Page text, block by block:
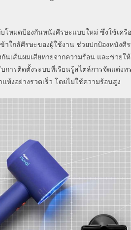
โหมดป้องกันหนังศีรษะแบบใหม่ ซึ่งใช้เครื
ใกล้ศีรษะของผู้ใช้งาน ช่วยปกป้องหนังศี
กันเส้นผมเสียหายจากความร้อน และช่วย
ารติดตั้งระบบที่เรียนรู้สไตล์การจัดแต่งท
ห้งอย่างรวดเร็ว โดยไม่ใช้ความร้อนสูง